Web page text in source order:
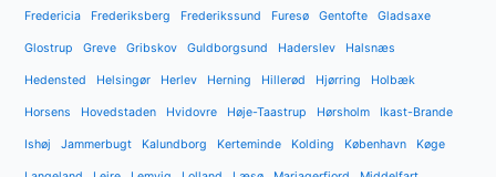
Fredericia Frederiksberg Frederikssund Furesø Gentofte Gladsaxe
Glostrup Greve Gribskov Guldborgsund Haderslev Halsnæs
Hedensted Helsingør Herlev Herning Hillerød Hjørring Holbæk
Horsens Hovedstaden Hvidovre Høje-Taastrup Hørsholm Ikast-Brande
Ishøj Jammerbugt Kalundborg Kerteminde Kolding København Køge